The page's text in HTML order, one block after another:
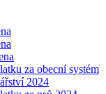
za obecní systém
2024